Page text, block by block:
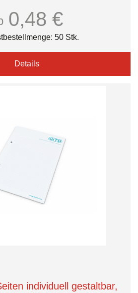
0,48 €
50 Stk.
Details
individuell gestaltbar,